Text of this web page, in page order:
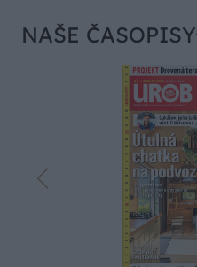
NAŠE ČASOPISY